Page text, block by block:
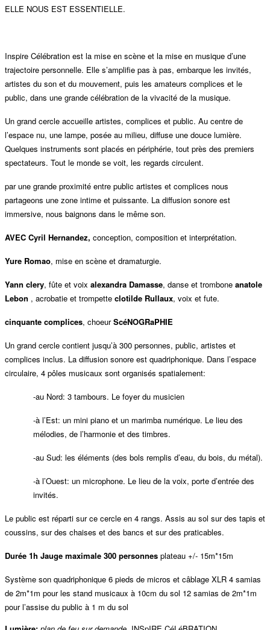
ELLE NOUS EST ESSENTIELLE.
Inspire Célébration est la mise en scène et la mise en musique d’une
trajectoire personnelle. Elle s’amplifie pas à pas, embarque les invités,
artistes du son et du mouvement, puis les amateurs complices et le
public, dans une grande célébration de la vivacité de la musique.
Un grand cercle accueille artistes, complices et public. Au centre de
l’espace nu, une lampe, posée au milieu, diffuse une douce lumière.
Quelques instruments sont placés en périphérie, tout près des premiers
spectateurs. Tout le monde se voit, les regards circulent.
par une grande proximité entre public artistes et complices nous
partageons une zone intime et puissante. La diffusion sonore est
immersive, nous baignons dans le même son.
AVEC Cyril Hernandez, conception, composition et interprétation.
Yure Romao, mise en scène et dramaturgie.
Yann clery, fûte et voix alexandra Damasse, danse et trombone anatole
Lebon , acrobatie et trompette clotilde Rullaux, voix et fute.
cinquante complices, choeurScéNOGRaPHIE
Un grand cercle contient jusqu’à 300 personnes, public, artistes et
complices inclus. La diffusion sonore est quadriphonique. Dans l’espace
circulaire, 4 pôles musicaux sont organisés spatialement:
-au Nord: 3 tambours. Le foyer du musicien
-à l’Est: un mini piano et un marimba numérique. Le lieu des
mélodies, de l’harmonie et des timbres.
-au Sud: les éléments (des bols remplis d’eau, du bois, du métal).
-à l’Ouest: un microphone. Le lieu de la voix, porte d’entrée des
invités.
Le public est réparti sur ce cercle en 4 rangs. Assis au sol sur des tapis et
coussins, sur des chaises et des bancs et sur des praticables.
Durée 1h Jauge maximale 300 personnes plateau +/- 15m*15m
Système son quadriphonique 6 pieds de micros et câblage XLR 4 samias
de 2m*1m pour les stand musicaux à 10cm du sol 12 samias de 2m*1m
pour l’assise du public à 1 m du sol